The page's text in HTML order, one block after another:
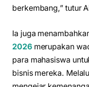
berkembang,” tutur
Ia juga
2026merupakan
para mahasiswa
bisnis mereka.